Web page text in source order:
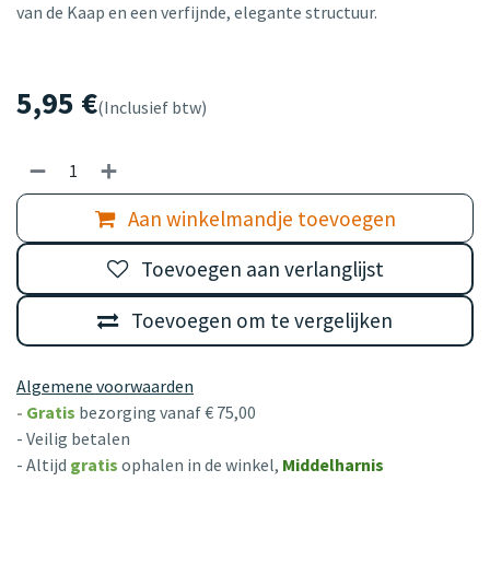
van de Kaap en een verfijnde, elegante structuur.
5,95 €(Inclusief btw)
Aan winkelmandje toevoegen
Toevoegen om te vergelijken
Toevoegen aan verlanglijst
Algemene voorwaarden
- Gratis bezorging vanaf € 75,00
- Veilig betalen
- Altijd gratis ophalen in de winkel, Middelharnis